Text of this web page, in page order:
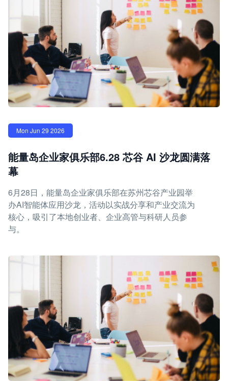
Mon Jun 29 2026
能量岛企业家俱乐部6.28 芯谷 AI 沙龙圆满落
幕
6月28日，能量岛企业家俱乐部在苏州芯谷产业园举
办AI智能体应用沙龙，活动以实战分享和产业交流为
核心，吸引了本地创业者、企业高管与科研人员参
与。